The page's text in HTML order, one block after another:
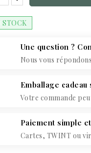
STOCK
Une question ?
Nous vous
Emballage cadeau
Votre commande
Paiement simple
Cartes, TWINT ou